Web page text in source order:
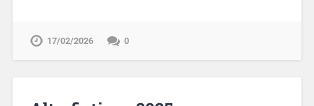
17/02/2026 0